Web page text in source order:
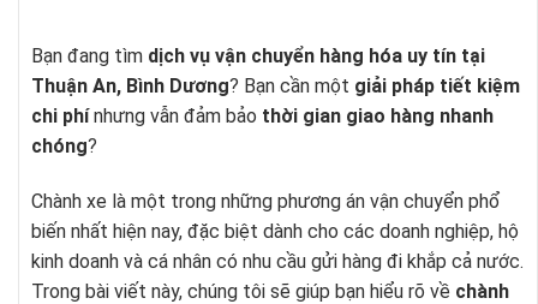
Bạn đang tìm dịch vụ vận chuyển hàng hóa uy tín tại
Thuận An, Bình Dương? Bạn cần một giải pháp tiết kiệm
chi phínhưng vẫn đảm bảo thời gian giao hàng nhanh
chóng?
Chành xe là một trong những phương án vận chuyển phổ
biến nhất hiện nay, đặc biệt dành cho các doanh nghiệp, hộ
kinh doanh và cá nhân có nhu cầu gửi hàng đi khắp cả nước.
Trong bài viết này, chúng tôi sẽ giúp bạn hiểu rõ về chành